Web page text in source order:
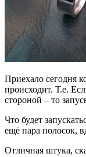
Приехало сегодня
происходит. Т.е.
стороной – то
Что будет
ещё пара полосок,
Отличная штука,